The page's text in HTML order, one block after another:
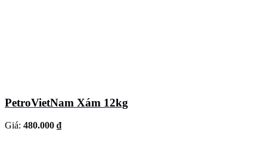
PetroVietNam Xám 12kg
Giá: 480.000 ₫